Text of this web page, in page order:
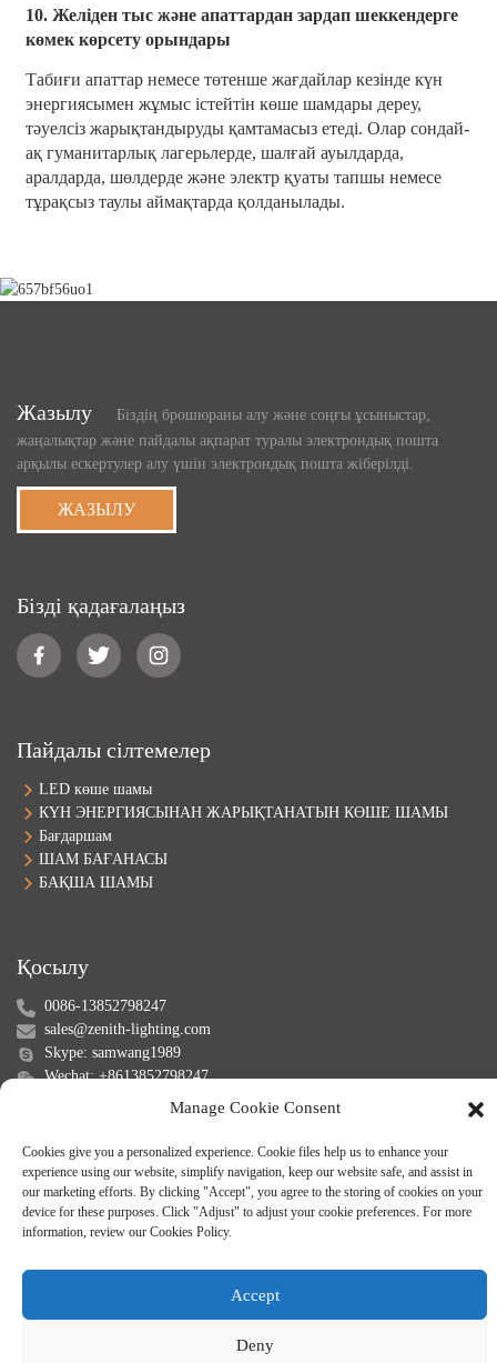
10. Желіден тыс және апаттардан зардап шеккендерге
көмек көрсету орындары
Табиғи апаттар немесе төтенше жағдайлар кезінде күн
энергиясымен жұмыс істейтін көше шамдары дереу,
тәуелсіз жарықтандыруды қамтамасыз етеді. Олар сондай-
ақ гуманитарлық лагерьлерде, шалғай ауылдарда,
аралдарда, шөлдерде және электр қуаты тапшы немесе
тұрақсыз таулы аймақтарда қолданылады.
Жазылу
Біздің брошюраны алу және соңғы ұсыныстар,
жаңалықтар және пайдалы ақпарат туралы электрондық пошта
арқылы ескертулер алу үшін электрондық пошта жіберілді.
ЖАЗЫЛУ
Бізді қадағалаңыз
Пайдалы сілтемелер
LED көше шамы
КҮН ЭНЕРГИЯСЫНАН ЖАРЫҚТАНАТЫН КӨШЕ ШАМЫ
Бағдаршам
ШАМ БАҒАНАСЫ
БАҚША ШАМЫ
Қосылу
0086-13852798247
sales@zenith-lighting.com
Skype: samwang1989
Wechat: +8613852798247
-- Resource
Manage Cookie Consent
Cookies give you a personalized experience. Cookie files help us to enhance your
experience using our website, simplify navigation, keep our website safe, and assist in
our marketing efforts. By clicking "Accept", you agree to the storing of cookies on your
device for these purposes. Click "Adjust" to adjust your cookie preferences. For more
information, review our Cookies Policy.
Accept
Deny